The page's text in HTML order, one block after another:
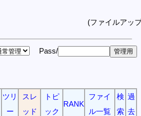
(ファイルアッ
Pass/
ツリ
ー
スレ
ッド
トピ
ック
RANK
ファイ
ル一覧
検
索
過
去